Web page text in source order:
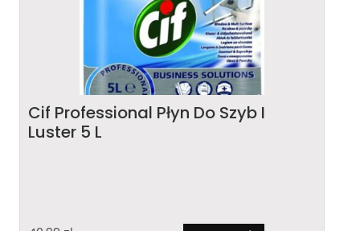
Cif Professional Płyn Do Szyb I
Luster 5 L